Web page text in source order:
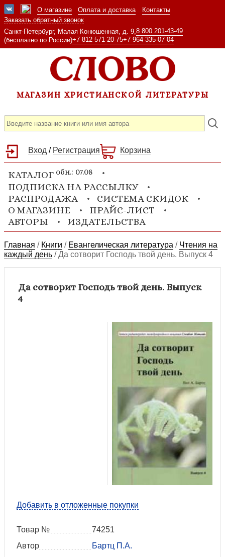
О магазине Оплата и доставка
Контакты
Заказать обратный звонок
Санкт-Петербург, Малая Конюшенная, д. 9, 8 800 201-43-49
(бесплатно по России)+7 812 571-20-75+7 964 335-07-04
МАГАЗИН ХРИСТИАНСКОЙ ЛИТЕРАТУРЫ
Вход / Регистрация Корзина
КАТАЛОГ обн.: 07.08
ПОДПИСКА НА РАССЫЛКУ
РАСПРОДАЖА
СИСТЕМА СКИДОК
О МАГАЗИНЕ
ПРАЙС-ЛИСТ
АВТОРЫ
ИЗДАТЕЛЬСТВА
Главная / Книги / Евангелическая литература / Чтения на
каждый день /Да сотворит Господь твой день. Выпуск 4
Да сотворит Господь твой день. Выпуск
4
Добавить в отложенные покупки
Товар №
74251
Автор
Бартц П.А.